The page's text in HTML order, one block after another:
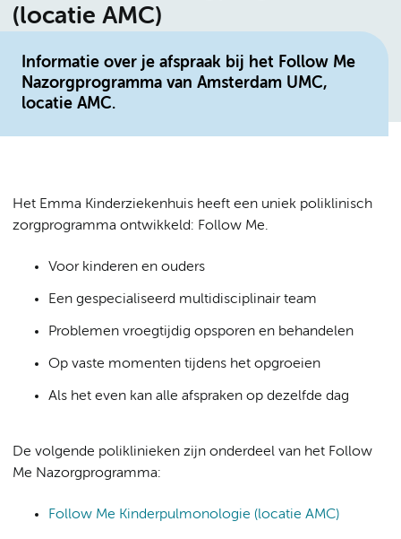
(locatie AMC)
Informatie over je afspraak bij het Follow Me
Nazorgprogramma van Amsterdam UMC,
locatie AMC.
Het Emma Kinderziekenhuis heeft een uniek poliklinisch
zorgprogramma ontwikkeld: Follow Me.
Voor kinderen en ouders
Een gespecialiseerd multidisciplinair team
Problemen vroegtijdig opsporen en behandelen
Op vaste momenten tijdens het opgroeien
Als het even kan alle afspraken op dezelfde dag
De volgende poliklinieken zijn onderdeel van het Follow
Me Nazorgprogramma:
Follow Me Kinderpulmonologie (locatie AMC)